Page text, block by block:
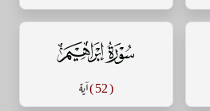
سورة إبراهيم
( 52 ) آية